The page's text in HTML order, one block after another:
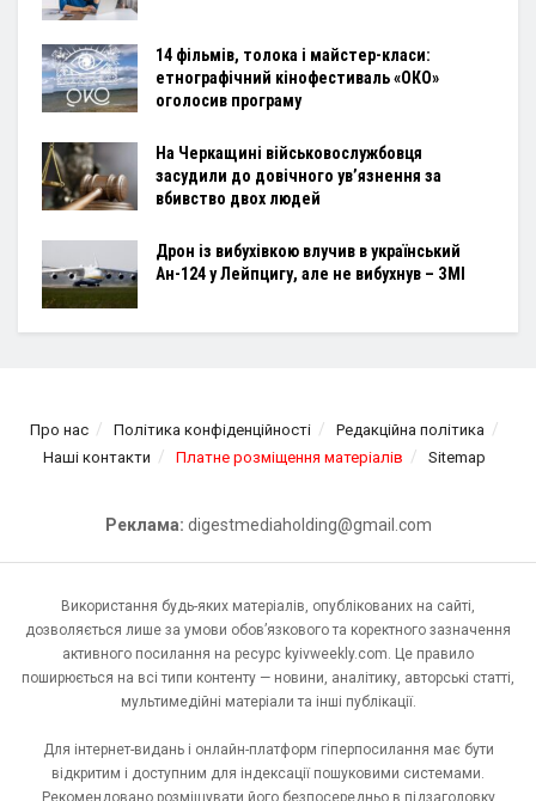
14 фільмів, толока і майстер-класи:
етнографічний кінофестиваль «ОКО»
оголосив програму
На Черкащині військовослужбовця
засудили до довічного ув’язнення за
вбивство двох людей
Дрон із вибухівкою влучив в український
Ан-124 у Лейпцигу, але не вибухнув – ЗМІ
Про нас Політика конфіденційності
Редакційна політика
Наші контакти
Платне розміщення матеріалів Sitemap
Реклама: digestmediaholding@gmail.com
Використання будь-яких матеріалів, опублікованих на сайті,
дозволяється лише за умови обов’язкового та коректного зазначення
активного посилання на ресурс kyivweekly.com. Це правило
поширюється на всі типи контенту — новини, аналітику, авторські статті,
мультимедійні матеріали та інші публікації.
Для інтернет-видань і онлайн-платформ гіперпосилання має бути
відкритим і доступним для індексації пошуковими системами.
Рекомендовано розміщувати його безпосередньо в підзаголовку